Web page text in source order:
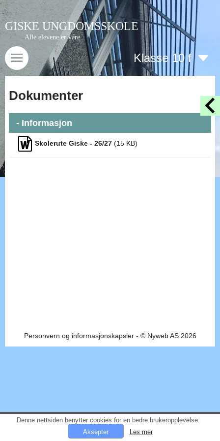
GISKE UNGDOMSSKOLE
Alle elevene er våre
Klasse 10 f
Dokumenter
- Informasjon
Skolerute Giske - 26/27 (15 KB)
Personvern og informasjonskapsler- © Nyweb AS 2026
Denne nettsiden benytter cookies for en bedre brukeropplevelse.
Les mer